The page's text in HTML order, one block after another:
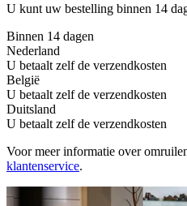
U kunt uw bestelling binnen 14
Binnen 14 dagen
Nederland
U betaalt zelf de verzendkosten
België
U betaalt zelf de verzendkosten
Duitsland
U betaalt zelf de verzendkosten
Voor meer informatie over
klantenservice.